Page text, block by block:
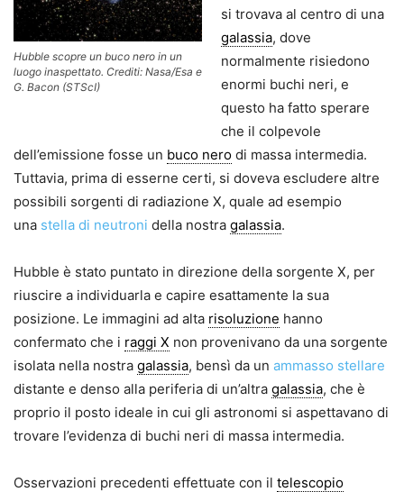
Hubble scopre un buco nero in un
luogo inaspettato. Crediti: Nasa/Esa e
G. Bacon (STScI)
si trovava al centro di una
galassia, dove
normalmente risiedono
enormi buchi neri, e
questo ha fatto sperare
che il colpevole
dell’emissione fosse un buco nero di massa intermedia.
Tuttavia, prima di esserne certi, si doveva escludere altre
possibili sorgenti di radiazione X, quale ad esempio
una stella di neutroni della nostra galassia.
Hubble è stato puntato in direzione della sorgente X, per
riuscire a individuarla e capire esattamente la sua
posizione. Le immagini ad alta risoluzione hanno
confermato che i raggi X non provenivano da una sorgente
isolata nella nostra galassia, bensì da un ammasso stellare
distante e denso alla periferia di un’altra galassia, che è
proprio il posto ideale in cui gli astronomi si aspettavano di
trovare l’evidenza di buchi neri di massa intermedia.
Osservazioni precedenti effettuate con il telescopio